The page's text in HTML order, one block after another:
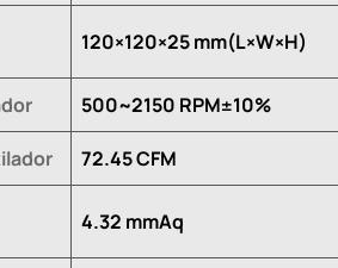
120×120×25 mm(L×W×H)
500~2150 RPM±10%
72.45 CFM
4.32 mmAq